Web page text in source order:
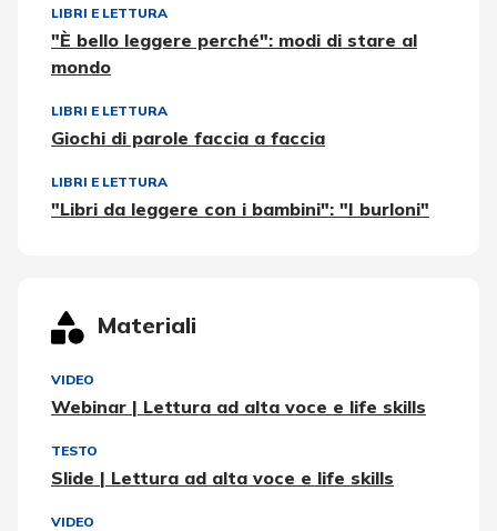
LIBRI E LETTURA
"È bello leggere perché": modi di stare al
mondo
LIBRI E LETTURA
Giochi di parole faccia a faccia
LIBRI E LETTURA
"Libri da leggere con i bambini": "I burloni"
Materiali
VIDEO
Webinar | Lettura ad alta voce e life skills
TESTO
Slide | Lettura ad alta voce e life skills
VIDEO